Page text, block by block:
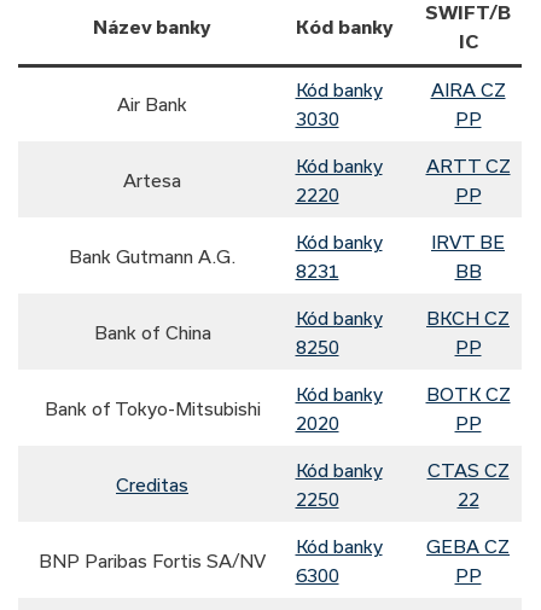
Název banky Kód banky
SWIFT/B
IC
Air Bank
Kód banky
3030
AIRA CZ
PP
Artesa
Kód banky
2220
ARTT CZ
PP
Bank Gutmann A.G.
Kód banky
8231
IRVT BE
BB
Bank of China
Kód banky
8250
BKCH CZ
PP
Bank of Tokyo-Mitsubishi
Kód banky
2020
BOTK CZ
PP
Creditas
Kód banky
2250
CTAS CZ
22
BNP Paribas Fortis SA/NV
Kód banky
6300
GEBA CZ
PP